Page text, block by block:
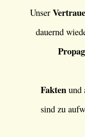
Unser
dauernd
Faktenund
sind zu